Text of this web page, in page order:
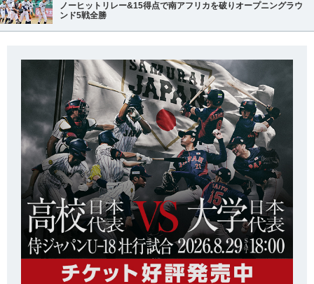
ノーヒットリレー&15得点で南アフリカを破りオープニングラウ
ンド5戦全勝